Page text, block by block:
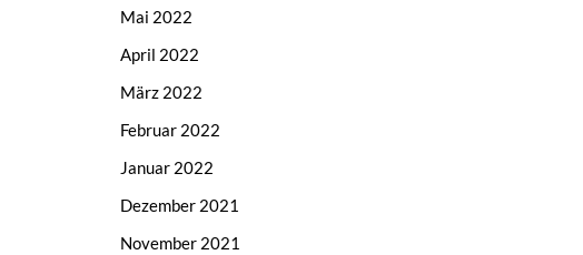
Mai 2022
April 2022
März 2022
Februar 2022
Januar 2022
Dezember 2021
November 2021